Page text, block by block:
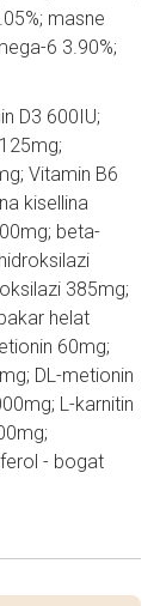
masne
6 3.90%;
D3 600IU;
Vitamin B6
kisellina
beta-
385mg;
helat
60mg;
DL-metionin
L-karnitin
- bogat